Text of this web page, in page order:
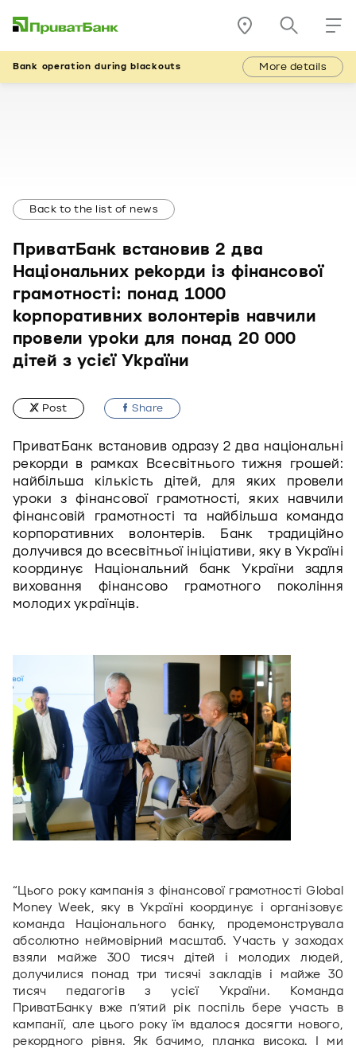
Bank operation during blackouts More details
Back to the list of news
ПриватБанк встановив 2 два
Національних рекорди із фінансової
грамотності: понад 1000
корпоративних волонтерів навчили
провели уроки для понад 20 000
дітей з усієї України
Post Share
ПриватБанк встановив одразу 2 два національні
рекорди в рамках Всесвітнього тижня грошей:
найбільша кількість дітей, для яких провели
уроки з фінансової грамотності, яких навчили
фінансовій грамотності та найбільша команда
корпоративних волонтерів. Банк традиційно
долучився до всесвітньої ініціативи, яку в Україні
координує Національний банк України задля
виховання фінансово грамотного покоління
молодих українців.
“Цього року кампанія з фінансової грамотності Global
Money Week, яку в Україні координує і організовує
команда Національного банку, продемонструвала
абсолютно неймовірний масштаб. Участь у заходах
взяли майже 300 тисяч дітей і молодих людей,
долучилися понад три тисячі закладів і майже 30
тисяч педагогів з усієї України. Команда
ПриватБанку вже п’ятий рік поспіль бере участь в
кампанії, але цього року їм вдалося досягти нового,
рекордного рівня. Як бачимо, планка висока. І ми